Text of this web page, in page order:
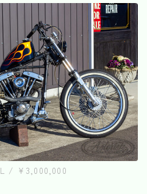
/ ¥3,000,000